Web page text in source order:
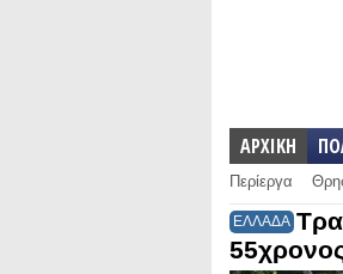
ΑΡΧΙΚΗ
Περίεργα
ΕΛΛΑΔΑ